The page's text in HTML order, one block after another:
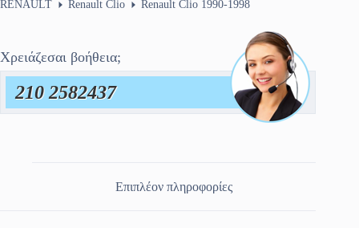
RENAULT Renault Clio Renault Clio 1990-1998
Χρειάζεσαι βοήθεια;
210 2582437
Επιπλέον πληροφορίες